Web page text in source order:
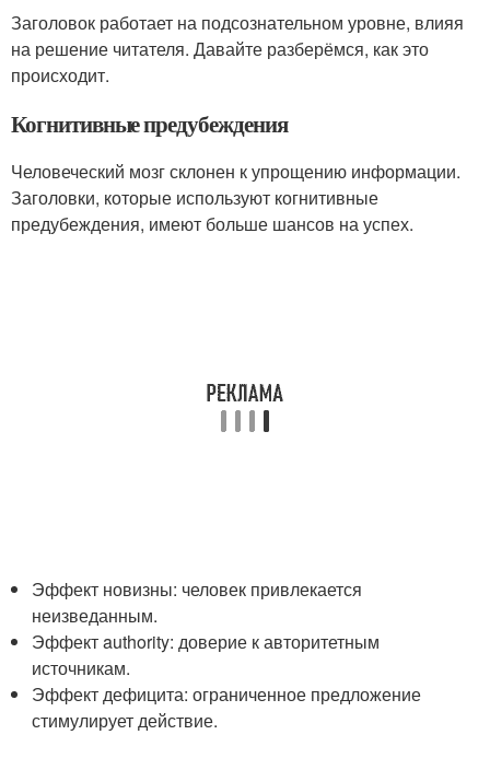
Заголовок работает на подсознательном уровне, влияя
на решение читателя. Давайте разберёмся, как это
происходит.
Когнитивные предубеждения
Человеческий мозг склонен к упрощению информации.
Заголовки, которые используют когнитивные
предубеждения, имеют больше шансов на успех.
Эффект новизны: человек привлекается
неизведанным.
Эффект authority: доверие к авторитетным
источникам.
Эффект дефицита: ограниченное предложение
стимулирует действие.